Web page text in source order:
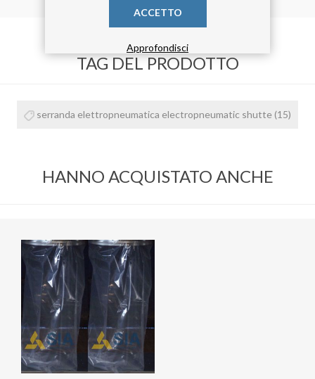
TAG DEL PRODOTTO
serranda elettropneumatica electropneumatic shutte (15)
HANNO ACQUISTATO ANCHE
ACCETTO
Approfondisci